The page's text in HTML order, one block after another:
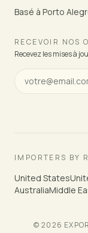
Basé à Porto
RECEVOIR NOS
Recevez les mises à
IMPORTERS BY
United States
AustraliaMiddle
© 2026